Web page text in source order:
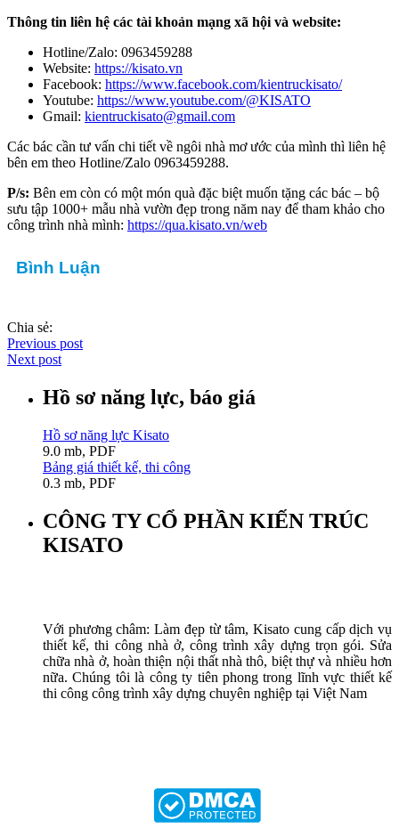
Thông tin liên hệ các tài khoản mạng xã hội và website:
Hotline/Zalo: 0963459288
Website: https://kisato.vn
Facebook: https://www.facebook.com/kientruckisato/
Youtube: https://www.youtube.com/@KISATO
Gmail: kientruckisato@gmail.com
Các bác cần tư vấn chi tiết về ngôi nhà mơ ước của mình thì liên hệ
bên em theo Hotline/Zalo 0963459288.
P/s: Bên em còn có một món quà đặc biệt muốn tặng các bác – bộ
sưu tập 1000+ mẫu nhà vườn đẹp trong năm nay để tham khảo cho
công trình nhà mình: https://qua.kisato.vn/web
Bình Luận
Chia sẻ:
Previous post
Next post
Hồ sơ năng lực, báo giá
Hồ sơ năng lực Kisato
9.0 mb, PDF
Bảng giá thiết kế, thi công
0.3 mb, PDF
CÔNG TY CỔ PHẦN KIẾN TRÚC
KISATO
Với phương châm: Làm đẹp từ tâm, Kisato cung cấp dịch vụ
thiết kế, thi công nhà ở, công trình xây dựng trọn gói. Sửa
chữa nhà ở, hoàn thiện nội thất nhà thô, biệt thự và nhiều hơn
nữa. Chúng tôi là công ty tiên phong trong lĩnh vực thiết kế
thi công công trình xây dựng chuyên nghiệp tại Việt Nam